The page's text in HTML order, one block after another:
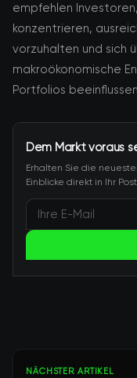
empfehlen
konzentrieren,
vorzuhalten und sich
makroökonomische
Portfolios
Dem Markt voraus
Erhalten Sie die
Einblicke direkt in Ihr
NÄCHSTER ARTIKEL